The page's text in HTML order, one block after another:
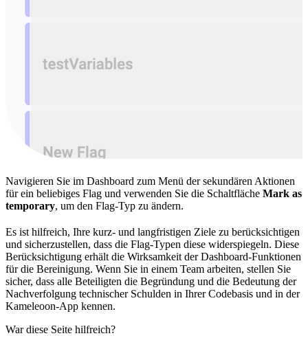
Navigieren Sie im Dashboard zum Menü der sekundären Aktionen
für ein beliebiges Flag und verwenden Sie die Schaltfläche Mark as
temporary, um den Flag-Typ zu ändern.
Es ist hilfreich, Ihre kurz- und langfristigen Ziele zu berücksichtigen
und sicherzustellen, dass die Flag-Typen diese widerspiegeln. Diese
Berücksichtigung erhält die Wirksamkeit der Dashboard-Funktionen
für die Bereinigung. Wenn Sie in einem Team arbeiten, stellen Sie
sicher, dass alle Beteiligten die Begründung und die Bedeutung der
Nachverfolgung technischer Schulden in Ihrer Codebasis und in der
Kameleoon-App kennen.
War diese Seite hilfreich?